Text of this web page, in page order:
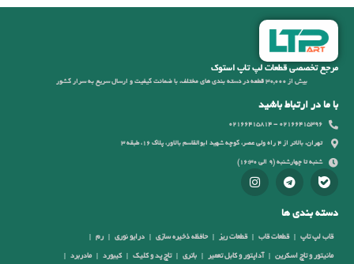
مرجع تخصصی قطعات لپ تاپ استوک
بیش از 30,000 قطعه در دسته بندی های مختلف، با ضمانت کیفیت و ارسال سریع به سرار کشور
با ما در ارتباط باشید
02166415396 - 02166415814
تهران، بالاتر از 4 راه ولی عصر، کوچه شهید ابوالقاسم بالاور، پلاک 16، طبقه 3
شنبه تا چهارشنبه (9 الی 16:30)
دسته بندی ها
قاب لپ تاپ قطعات قاب قطعات ریز حافظه ذخیره سازی درایو نوری رم
مانیتور و تاچ اسکرین آداپتور و کابل تعمیر باتری تاچ پد و کلیک کیبورد مادربرد